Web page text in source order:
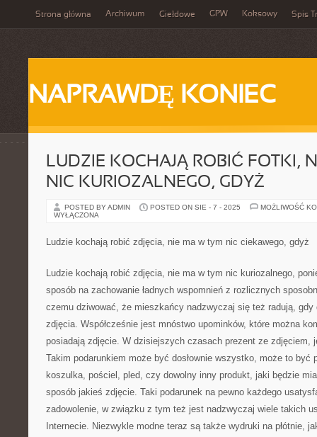
Strona główna Archiwum Giełdowe GPW Koksowy Spis
NAPRAWDĘ KONIEC
LUDZIE KOCHAJĄ ROBIĆ FOTKI,
NIC KURIOZALNEGO, GDYŻ
POSTED BY ADMIN POSTED ON SIE - 7 - 2025
MOŻLIWOŚĆ
WYŁĄCZONA
Ludzie kochają robić zdjęcia, nie ma w tym nic ciekawego, gdyż
Ludzie kochają robić zdjęcia, nie ma w tym nic kuriozalnego,
sposób na zachowanie ładnych wspomnień z rozlicznych
czemu dziwować, że mieszkańcy nadzwyczaj się też radują, gdy
zdjęcia. Współcześnie jest mnóstwo upominków, które można
posiadają zdjęcie. W dzisiejszych czasach prezent ze zdjęciem,
Takim podarunkiem może być dosłownie wszystko, może to być
koszulka, pościel, pled, czy dowolny inny produkt, jaki będzie
sposób jakieś zdjęcie. Taki podarunek na pewno każdego
zadowolenie, w związku z tym też jest nadzwyczaj wiele takich
Internecie. Niezwykle modne teraz są także wydruki na płótnie,